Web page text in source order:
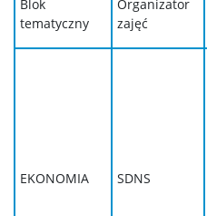
Blok
tematyczny
Organizator
zajęć
EKONOMIA SDNS